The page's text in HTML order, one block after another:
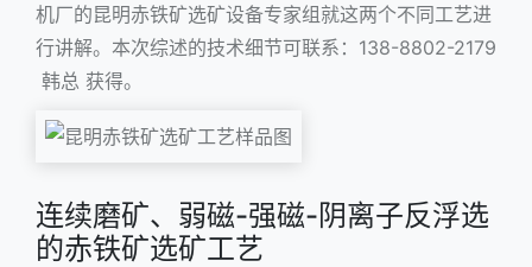
机厂的昆明赤铁矿选矿设备专家组就这两个不同工艺进
行讲解。本次综述的技术细节可联系：138-8802-2179
韩总 获得。
连续磨矿、弱磁-强磁-阴离子反浮选
的赤铁矿选矿工艺